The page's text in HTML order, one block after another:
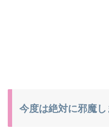
今度は絶対に邪魔